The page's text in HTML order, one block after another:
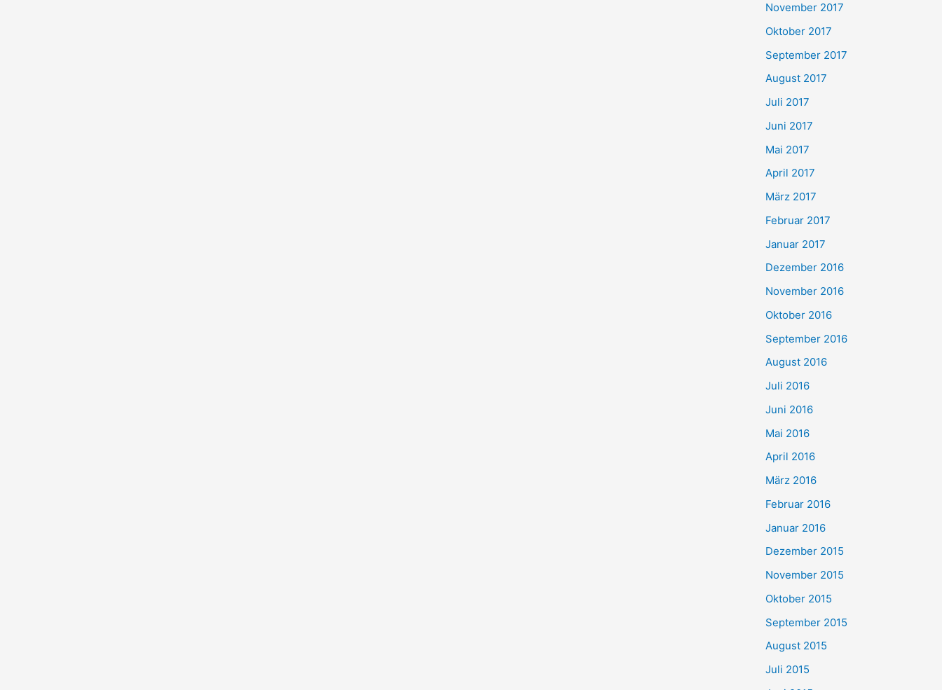
November 2017
Oktober 2017
September 2017
August 2017
Juli 2017
Juni 2017
Mai 2017
April 2017
März 2017
Februar 2017
Januar 2017
Dezember 2016
November 2016
Oktober 2016
September 2016
August 2016
Juli 2016
Juni 2016
Mai 2016
April 2016
März 2016
Februar 2016
Januar 2016
Dezember 2015
November 2015
Oktober 2015
September 2015
August 2015
Juli 2015